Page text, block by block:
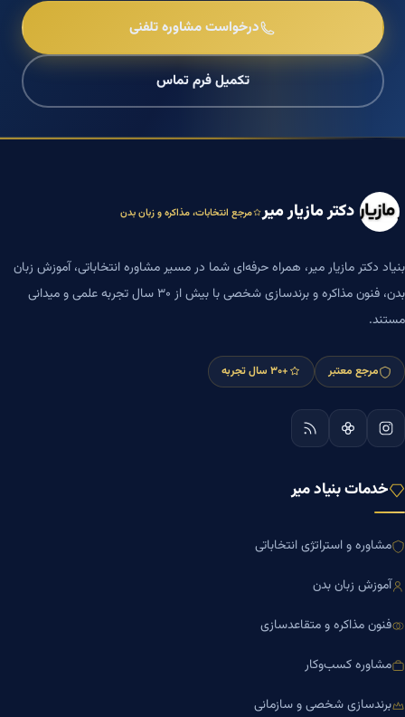
درخواست مشاوره تلفنی
تکمیل فرم تماس
دکتر مازیار میر مرجع انتخابات، مذاکره و زبان بدن
بنیاد دکتر مازیار میر، همراه حرفه‌ای شما در مسیر مشاوره انتخاباتی، آموزش زبان
بدن، فنون مذاکره و برندسازی شخصی با بیش از ۳۰ سال تجربه علمی و میدانی
مستند.
مرجع معتبر +۳۰ سال تجربه
خدمات بنیاد میر
مشاوره و استراتژی انتخاباتی
آموزش زبان بدن
فنون مذاکره و متقاعدسازی
مشاوره کسب‌وکار
برندسازی شخصی و سازمانی